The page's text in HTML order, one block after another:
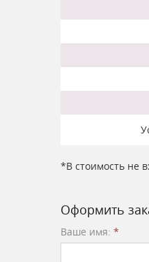
*В стоимость не
Оформить
Ваше имя: *